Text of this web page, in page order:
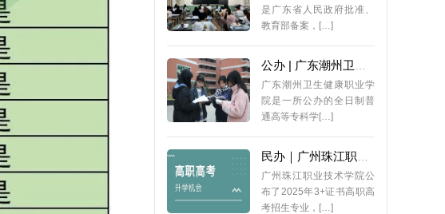
是广东省人民政府批准、
教育部备案，[…]
广东潮州卫生健康职业学
院是一所公办的全日制普
通高等专科学[…]
广州珠江职业技术学院公
布了2025年3+证书高职高
考招生专业，[…]